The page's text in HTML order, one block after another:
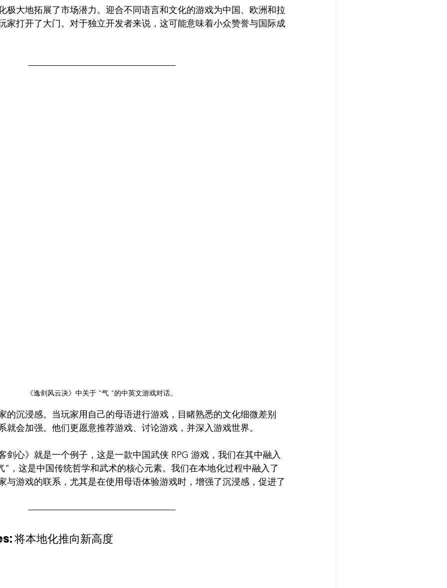
极大地拓展了市场潜力。迎合不同语言和文化的游戏为中国、欧洲和拉
家打开了大门。对于独立开发者来说，这可能意味着小众赞誉与国际成
《逸剑风云决》中关于 "气 "的中英文游戏对话。
的沉浸感。当玩家用自己的母语进行游戏，目睹熟悉的文化细微差别
就会加强。他们更愿意推荐游戏、讨论游戏，并深入游戏世界。
剑心》就是一个例子，这是一款中国武侠 RPG 游戏，我们在其中融入
"，这是中国传统哲学和武术的核心元素。我们在本地化过程中融入了
与游戏的联系，尤其是在使用母语体验游戏时，增强了沉浸感，促进了
将本地化推向新高度